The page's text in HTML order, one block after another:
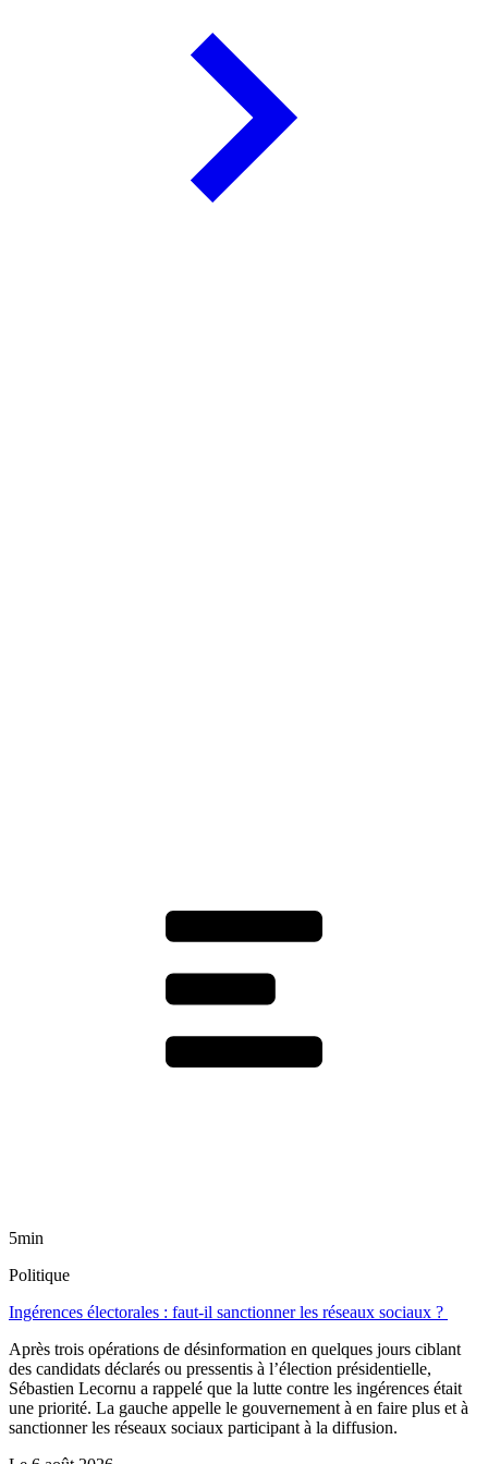
5min
Politique
Ingérences électorales : faut-il sanctionner les réseaux sociaux ?
Après trois opérations de désinformation en quelques jours ciblant
des candidats déclarés ou pressentis à l’élection présidentielle,
Sébastien Lecornu a rappelé que la lutte contre les ingérences était
une priorité. La gauche appelle le gouvernement à en faire plus et à
sanctionner les réseaux sociaux participant à la diffusion.